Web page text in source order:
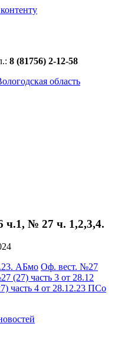
8 (81756) 2-12-58
№ 27 ч. 1,2,3,4.
АБмо Оф. вест. №27
(27) часть 3 от 28.12
часть 4 от 28.12.23 ПСо